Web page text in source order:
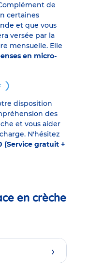
de
certaines
et que vous
versée par la
mensuelle. Elle
en micro-
disposition
des
et vous aider
N'hésitez
(Service gratuit +
en crèche